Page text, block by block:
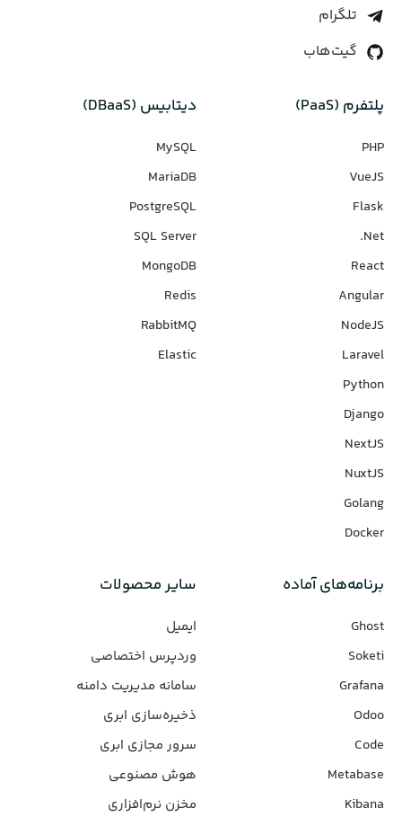
تلگرام
گیت‌هاب
پلتفرم (PaaS)
PHP
VueJS
Flask
Net.
React
Angular
NodeJS
Laravel
Python
Django
NextJS
NuxtJS
Golang
Docker
دیتابیس‌ (DBaaS)
MySQL
MariaDB
PostgreSQL
SQL Server
MongoDB
Redis
RabbitMQ
Elastic
برنامه‌های‌ آماده
Ghost
Soketi
Grafana
Odoo
Code
Metabase
Kibana
سایر محصولات
ایمیل
وردپرس‌ اختصاصی
سامانه مدیریت دامنه
ذخیره‌سازی ابری
سرور مجازی ابری
هوش مصنوعی
مخزن نرم‌افزاری